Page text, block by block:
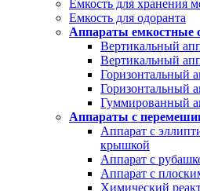
Емкость для хранения
Емкость для одоранта
Аппараты емкостные
Вертикальный
Вертикальный
Горизонтальный
Горизонтальный
Гуммированный
Аппараты с
Аппарат с
крышкой
Аппарат с
Аппарат с
Химический